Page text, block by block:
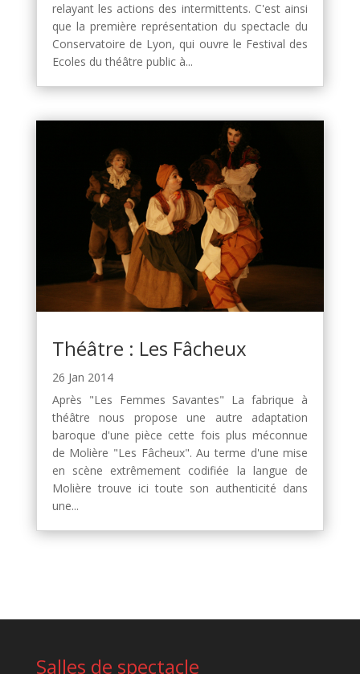
relayant les actions des intermittents. C'est ainsi
que la première représentation du spectacle du
Conservatoire de Lyon, qui ouvre le Festival des
Ecoles du théâtre public à...
Théâtre : Les Fâcheux
26 Jan 2014
Après "Les Femmes Savantes" La fabrique à
théâtre nous propose une autre adaptation
baroque d'une pièce cette fois plus méconnue
de Molière "Les Fâcheux". Au terme d'une mise
en scène extrêmement codifiée la langue de
Molière trouve ici toute son authenticité dans
une...
Salles de spectacle